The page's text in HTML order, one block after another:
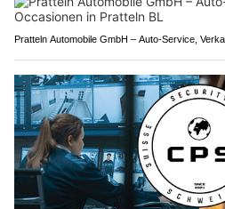
Pratteln Automobile GmbH – Auto-Service,